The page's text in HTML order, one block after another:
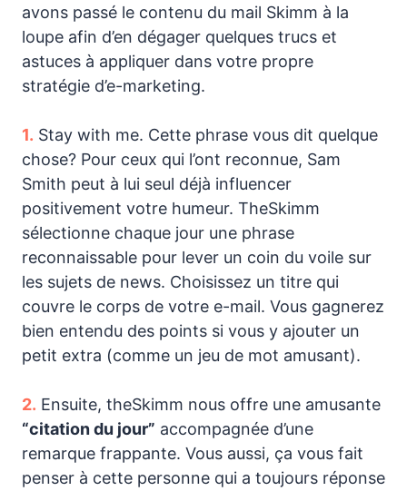
avons passé le contenu du mail Skimm à la
loupe afin d’en dégager quelques trucs et
astuces à appliquer dans votre propre
stratégie d’e-marketing.
1. Stay with me. Cette phrase vous dit quelque
chose? Pour ceux qui l’ont reconnue, Sam
Smith peut à lui seul déjà influencer
positivement votre humeur. TheSkimm
sélectionne chaque jour une phrase
reconnaissable pour lever un coin du voile sur
les sujets de news. Choisissez un titre qui
couvre le corps de votre e-mail. Vous gagnerez
bien entendu des points si vous y ajouter un
petit extra (comme un jeu de mot amusant).
2. Ensuite, theSkimm nous offre une amusante
“citation du jour” accompagnée d’une
remarque frappante. Vous aussi, ça vous fait
penser à cette personne qui a toujours réponse